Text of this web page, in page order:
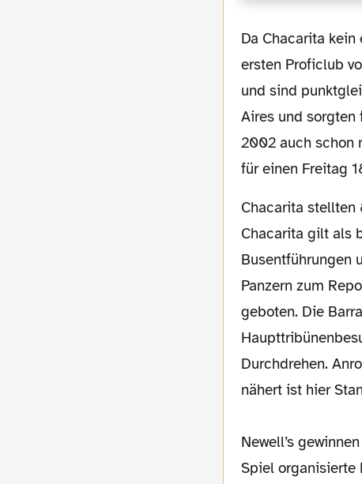
Da Chacarita kein eigenes Stadion hat wurde im Stadion von Argentinos Juniors, dem
ersten Proficlub
und sind
Aires und
2002 auch schon
für einen Freitag
Chacarita stellten 8000 Zuschauer. Die Barra von
Chacarita gilt als
Busentführungen
Panzern zum
geboten. Die
Durchdrehen.
nähert ist hier
Newell’s
Spiel organisierte